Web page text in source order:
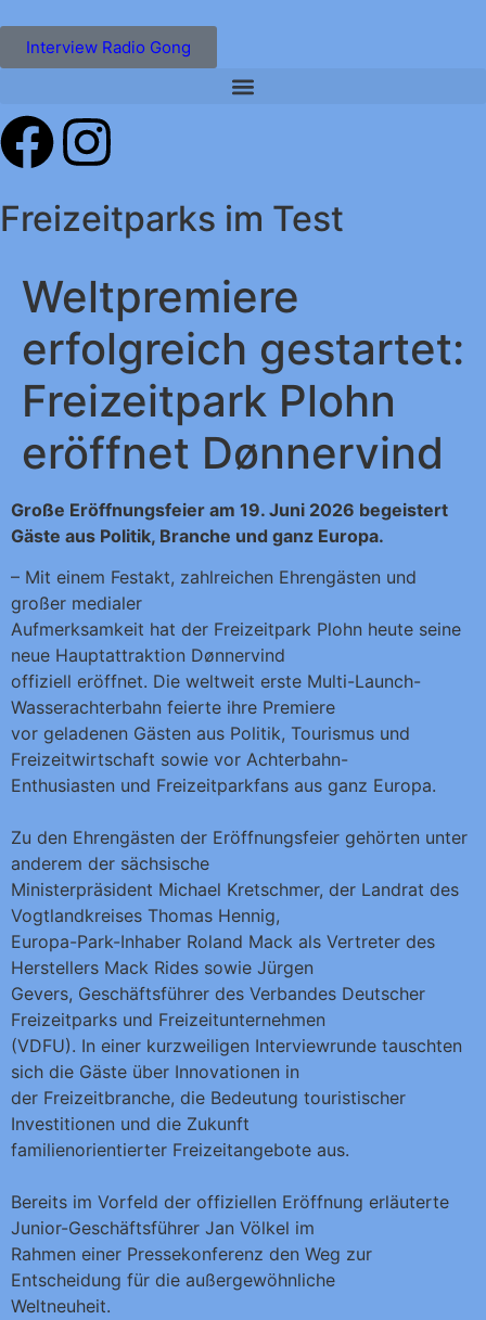
Interview Radio Gong
Freizeitparks im Test
Weltpremiere
erfolgreich gestartet:
Freizeitpark Plohn
eröffnet Dønnervind
Große Eröffnungsfeier am 19. Juni 2026 begeistert
Gäste aus Politik, Branche und ganz Europa.
– Mit einem Festakt, zahlreichen Ehrengästen und
großer medialer
Aufmerksamkeit hat der Freizeitpark Plohn heute seine
neue Hauptattraktion Dønnervind
offiziell eröffnet. Die weltweit erste Multi-Launch-
Wasserachterbahn feierte ihre Premiere
vor geladenen Gästen aus Politik, Tourismus und
Freizeitwirtschaft sowie vor Achterbahn-
Enthusiasten und Freizeitparkfans aus ganz Europa.
Zu den Ehrengästen der Eröffnungsfeier gehörten unter
anderem der sächsische
Ministerpräsident Michael Kretschmer, der Landrat des
Vogtlandkreises Thomas Hennig,
Europa-Park-Inhaber Roland Mack als Vertreter des
Herstellers Mack Rides sowie Jürgen
Gevers, Geschäftsführer des Verbandes Deutscher
Freizeitparks und Freizeitunternehmen
(VDFU). In einer kurzweiligen Interviewrunde tauschten
sich die Gäste über Innovationen in
der Freizeitbranche, die Bedeutung touristischer
Investitionen und die Zukunft
familienorientierter Freizeitangebote aus.
Bereits im Vorfeld der offiziellen Eröffnung erläuterte
Junior-Geschäftsführer Jan Völkel im
Rahmen einer Pressekonferenz den Weg zur
Entscheidung für die außergewöhnliche
Weltneuheit.